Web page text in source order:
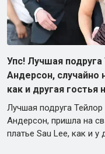
Упс! Лучшая
Андерсон, случайно
как и другая гостья
Лучшая подруга
Андерсон, пришла на
платье Sau Lee, как и